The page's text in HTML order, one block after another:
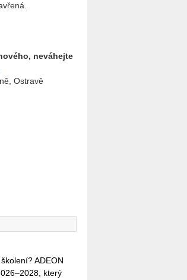
neváhejte
Ostravě
ADEON
který